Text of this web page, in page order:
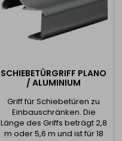
SCHIEBETÜRGRIFF PLANO
/ ALUMINIUM
Griff für Schiebetüren zu
Einbauschränken. Die
Länge des Griffs beträgt 2,8
m oder 5,6 m und ist für 18